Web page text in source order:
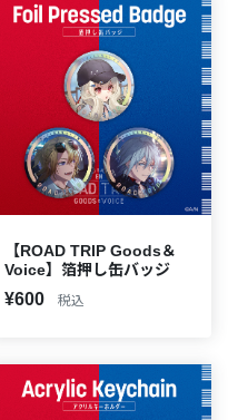
【ROAD TRIP Goods＆
Voice】箔押し缶バッジ
¥600 税込